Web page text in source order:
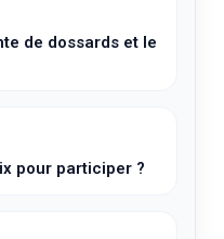
de dossards et le
pour participer ?